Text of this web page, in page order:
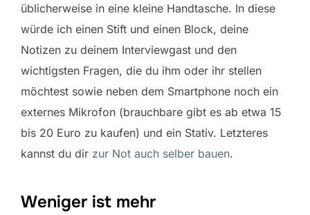
üblicherweise in eine kleine Handtasche. In diese
würde ich einen Stift und einen Block, deine
Notizen zu deinem Interviewgast und den
wichtigsten Fragen, die du ihm oder ihr stellen
möchtest sowie neben dem Smartphone noch ein
externes Mikrofon (brauchbare gibt es ab etwa 15
bis 20 Euro zu kaufen) und ein Stativ. Letzteres
kannst du dir zur Not auch selber bauen.
Weniger ist mehr